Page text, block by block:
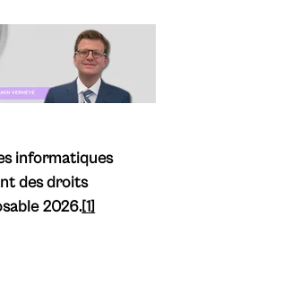
informatiques
des droits
2026.[1]